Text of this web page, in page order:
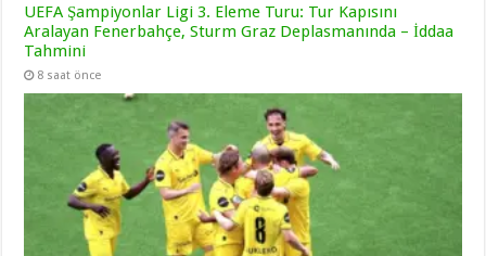
UEFA Şampiyonlar Ligi 3. Eleme Turu: Tur Kapısını
Aralayan Fenerbahçe, Sturm Graz Deplasmanında – İddaa
Tahmini
8 saat önce